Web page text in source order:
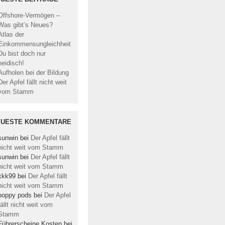
Vermögen –
gibt’s Neues?
der
bist doch nur
bei der Bildung
Apfel fällt nicht weit
Stamm
KOMMENTARE
bei Der Apfel fällt
weit vom Stamm
bei Der Apfel fällt
weit vom Stamm
bei Der Apfel fällt
weit vom Stamm
pods bei Der Apfel
nicht weit vom